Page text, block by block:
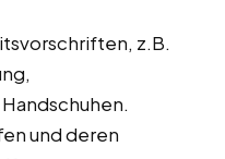
z.B.
und deren